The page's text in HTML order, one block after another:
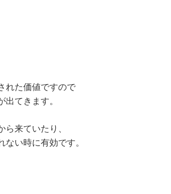
れた価値ですので
てきます。
来ていたり、
い時に有効です。